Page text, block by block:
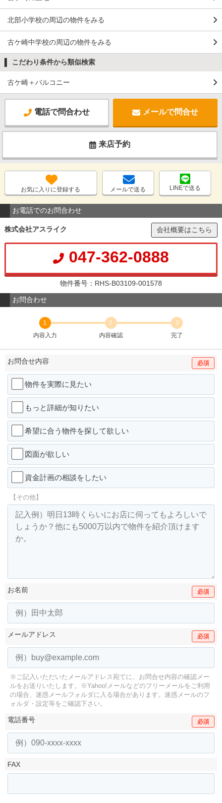
北部小学校の周辺の物件をみる
古ケ崎中学校の周辺の物件をみる
こだわり条件から類似検索
古ケ崎＋バルコニー
電話で問合わせ メールで問合せ
来店予約
お気に入りに登録する メールで送る LINEで送る
お電話でのお問合わせ
株式会社アスライク 会社概要はこちら
047-362-0888
物件番号：RHS-B03109-001578
お問合わせ
1
内容入力
2
内容確認
3
完了
お問合せ内容 必須
物件を実際に見たい
もっと詳細が知りたい
希望に合う物件を探して欲しい
図面が欲しい
資金計画の相談をしたい
【その他】
お名前 必須
メールアドレス 必須
※ご記入いただいたメールアドレス宛てに、お問合せ内容の確認メー
ルをお送りいたします。
※Yahoo!メールなどのフリーメールをご利用
の場合、迷惑メールフォルダに入る場合があります。 迷惑メールのフ
ォルダ・設定等をご確認下さい。
電話番号 必須
FAX